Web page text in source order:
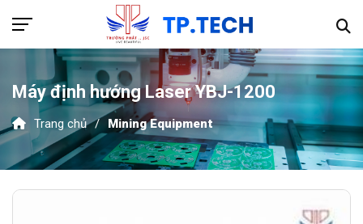
Hotline 089.915.9595
TRANG CHỦ
Máy định hướng Laser YBJ-1200
Trang chủ Mining Equipment